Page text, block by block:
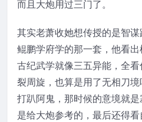
而且大炮用过三门了。
其实老萧收她想传授的是智
鲲鹏学府学的那一套，他看出
古纪武学就像三五异能，全
裂周旋，也算是用了无相刀
打趴阿鬼，那时候的意境就
是给大炮参考的，最后还得看